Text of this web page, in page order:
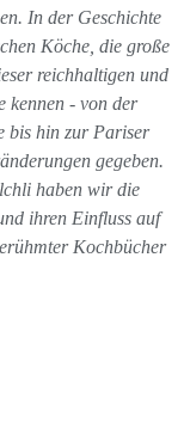
In der Geschichte
Köche, die große
reichhaltigen und
kennen - von der
bis hin zur Pariser
gegeben.
haben wir die
ihren Einfluss auf
Kochbücher